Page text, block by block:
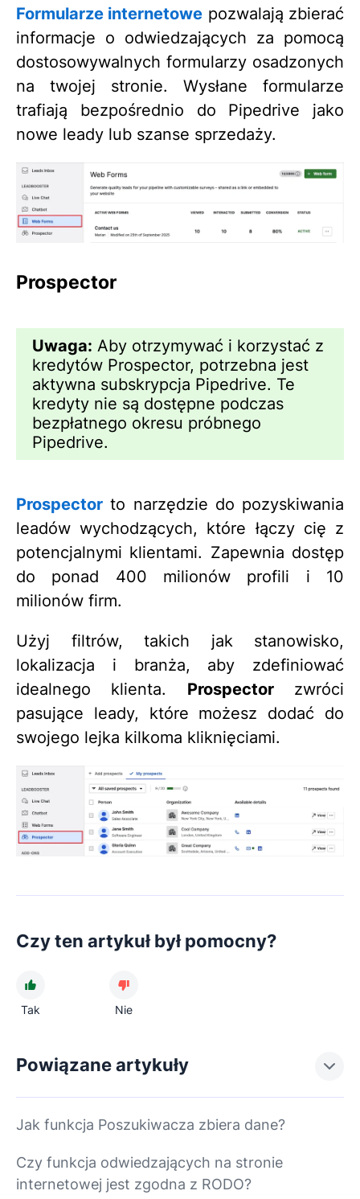
Formularze internetowe pozwalają zbierać
informacje o odwiedzających za pomocą
dostosowywalnych formularzy osadzonych
na twojej stronie. Wysłane formularze
trafiają bezpośrednio do Pipedrive jako
nowe leady lub szanse sprzedaży.
Prospector
Uwaga: Aby otrzymywać i korzystać z
kredytów Prospector, potrzebna jest
aktywna subskrypcja Pipedrive. Te
kredyty nie są dostępne podczas
bezpłatnego okresu próbnego
Pipedrive.
Prospector to narzędzie do pozyskiwania
leadów wychodzących, które łączy cię z
potencjalnymi klientami. Zapewnia dostęp
do ponad 400 milionów profili i 10
milionów firm.
Użyj filtrów, takich jak stanowisko,
lokalizacja i branża, aby zdefiniować
idealnego klienta. Prospectorzwróci
pasujące leady, które możesz dodać do
swojego lejka kilkoma kliknięciami.
Czy ten artykuł był pomocny?
Tak Nie
Powiązane artykuły
Jak funkcja Poszukiwacza zbiera dane?
Czy funkcja odwiedzających na stronie
internetowej jest zgodna z RODO?